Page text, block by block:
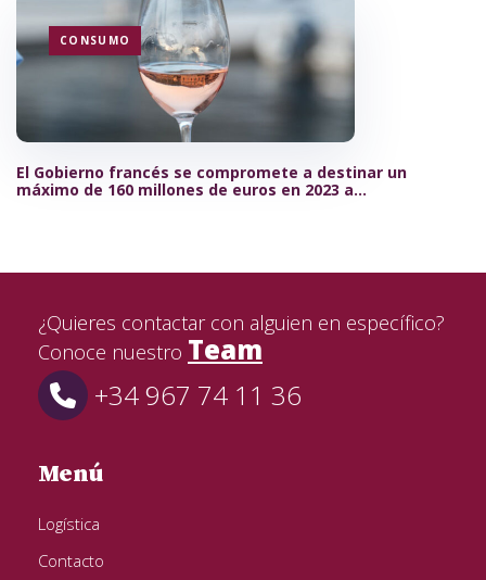
TAGS
CONSUMO
El Gobierno francés se compromete a destinar un
máximo de 160 millones de euros en 2023 a
¿Quieres contactar con alguien en específico?
Conoce nuestro Team
+34 967 74 11 36
Menú
Logística
Contacto